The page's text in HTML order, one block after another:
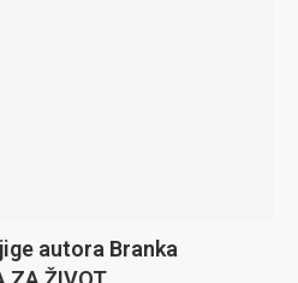
autora Branka